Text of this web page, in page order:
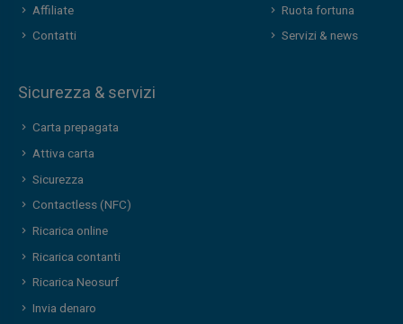
Affiliate
Contatti
Ruota fortuna
Servizi & news
Sicurezza & servizi
Carta prepagata
Attiva carta
Sicurezza
Contactless (NFC)
Ricarica online
Ricarica contanti
Ricarica Neosurf
Invia denaro